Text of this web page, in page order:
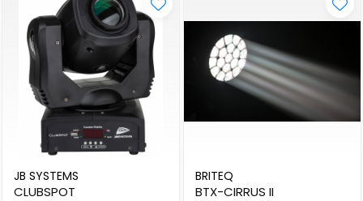
JB SYSTEMS
CLUBSPOT
BRITEQ
BTX-CIRRUS II